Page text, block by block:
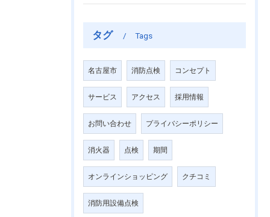
タグ Tags
名古屋市 消防点検 コンセプト
サービス アクセス 採用情報
お問い合わせ プライバシーポリシー
消火器 点検 期間
オンラインショッピング クチコミ
消防用設備点検